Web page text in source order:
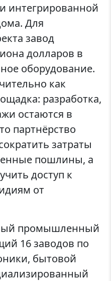
интегрированной
Для
завод
долларов в
оборудование.
как
разработка,
остаются в
партнёрство
затраты
пошлины, а
доступ к
от
промышленный
16 заводов по
бытовой